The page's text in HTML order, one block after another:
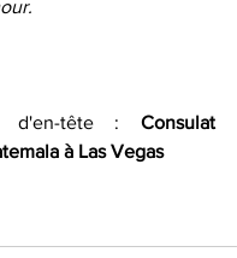
d'en-tête : Consulat
à Las Vegas